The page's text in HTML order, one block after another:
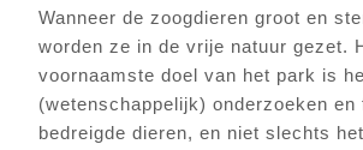
Wanneer de zoogdieren groot en
worden ze in de vrije natuur gezet.
voornaamste doel van het park is
(wetenschappelijk) onderzoeken en
bedreigde dieren, en niet slechts